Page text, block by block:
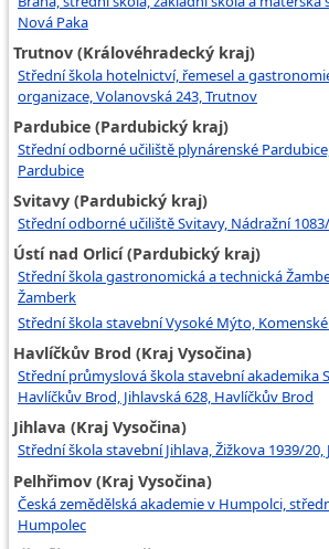
Nová Paka
Trutnov (Královéhradecký kraj)
Střední škola hotelnictví, řemesel a
organizace, Volanovská 243, Trutnov
Pardubice (Pardubický kraj)
Střední odborné učiliště plynárenské
Pardubice
Svitavy (Pardubický kraj)
Střední odborné učiliště Svitavy, Nádražní
Ústí nad Orlicí (Pardubický kraj)
Střední škola gastronomická a technická
Žamberk
Střední škola stavební Vysoké Mýto,
Havlíčkův Brod (Kraj Vysočina)
Střední průmyslová škola stavební akademika
Havlíčkův Brod, Jihlavská 628, Havlíčkův Brod
Jihlava (Kraj Vysočina)
Střední škola stavební Jihlava, Žižkova 1939/20,
Pelhřimov (Kraj Vysočina)
Česká zemědělská akademie v Humpolci,
Humpolec